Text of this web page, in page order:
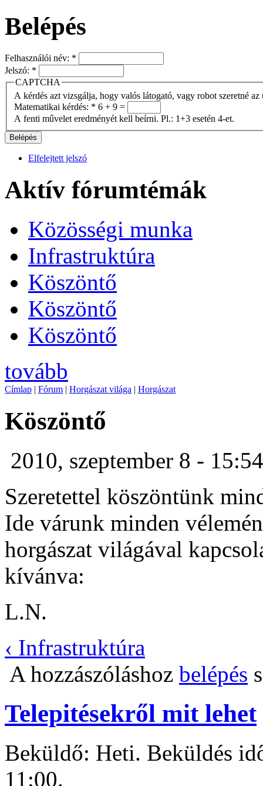
Belépés
Felhasználói név: *
Jelszó: *
CAPTCHA
A kérdés azt vizsgálja, hogy valós látogató, vagy robot szeretné
Matematikai kérdés: * 6 + 9 =
A fenti művelet eredményét kell beírni. Pl.: 1+3 esetén 4-et.
Elfelejtett jelszó
Aktív fórumtémák
Közösségi munka
Infrastruktúra
Köszöntő
Köszöntő
Köszöntő
tovább
Címlap | Fórum | Horgászat világa | Horgászat
Köszöntő
2010, szeptember 8 -
Szeretettel köszöntünk
Ide várunk minden
horgászat világával
kívánva:
L.N.
‹ Infrastruktúra
A hozzászóláshoz belépés
Telepitésekről mit lehet
Beküldő: Heti. Beküldés
11:00.